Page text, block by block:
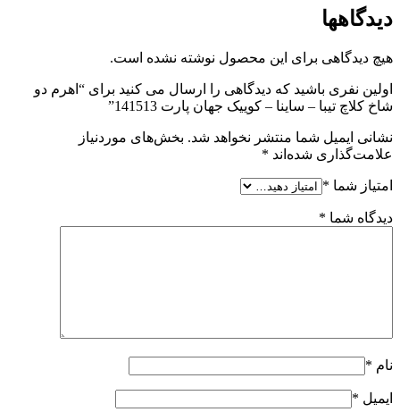
دیدگاهها
هیچ دیدگاهی برای این محصول نوشته نشده است.
اولین نفری باشید که دیدگاهی را ارسال می کنید برای “اهرم دو
شاخ کلاچ تیبا – ساینا – کوییک جهان پارت 141513”
نشانی ایمیل شما منتشر نخواهد شد. بخش‌های موردنیاز
علامت‌گذاری شده‌اند *
امتیاز شما *
دیدگاه شما *
نام *
ایمیل *